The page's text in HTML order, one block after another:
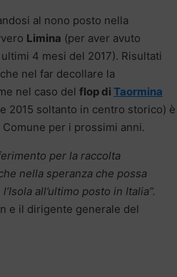
al nono posto nella
Limina (per aver avuto
4 mesi del 2017). Risultati
nel far decollare la
nel caso del flop di Taormina
2015 soltanto in centro storico) è
Comune per i prossimi anni.
per la raccolta
nella speranza che possa
all’ultimo posto in Italia”.
e il dirigente generale del